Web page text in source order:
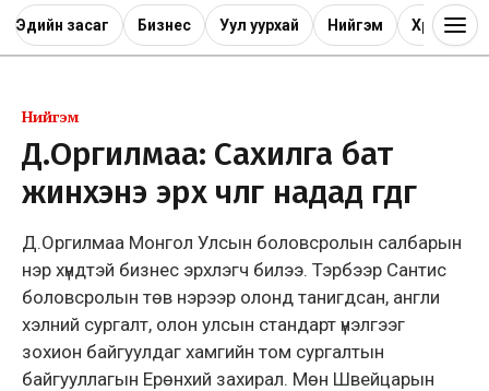
Эдийн засаг Бизнес Уул уурхай Нийгэм Хөрөнгө
Нийгэм
Д.Оргилмаa: Сахилга бат
жинхэнэ эрх чөлөөг надад өгдөг
Д.Оргилмаа Монгол Улсын боловсролын салбарын
нэр хүндтэй бизнес эрхлэгч билээ. Тэрбээр Сантис
боловсролын төв нэрээр олонд танигдсан, англи
хэлний сургалт, олон улсын стандарт үнэлгээг
зохион байгуулдаг хамгийн том сургалтын
байгууллагын Ерөнхий захирал. Мөн Швейцарын